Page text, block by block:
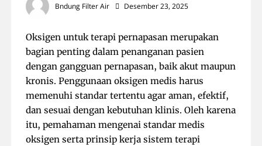
Bndung Filter Air Desember 23, 2025
Oksigen untuk terapi pernapasan merupakan
bagian penting dalam penanganan pasien
dengan gangguan pernapasan, baik akut maupun
kronis. Penggunaan oksigen medis harus
memenuhi standar tertentu agar aman, efektif,
dan sesuai dengan kebutuhan klinis. Oleh karena
itu, pemahaman mengenai standar medis
oksigen serta prinsip kerja sistem terapi